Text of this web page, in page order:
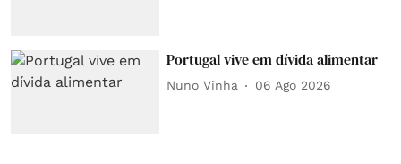
Portugal vive em dívida alimentar
Nuno Vinha 06 Ago 2026